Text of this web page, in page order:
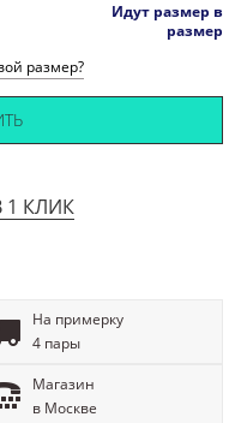
Идут размер в
размер
размер?
1 КЛИК
На примерку
4 пары
Магазин
в Москве